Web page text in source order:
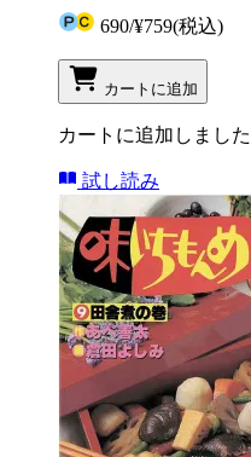
690/¥759(税込)
カートに追加
カートに追加しました
試し読み